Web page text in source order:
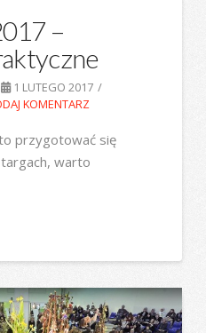
–
1 LUTEGO 2017
KOMENTARZ
przygotować się
warto